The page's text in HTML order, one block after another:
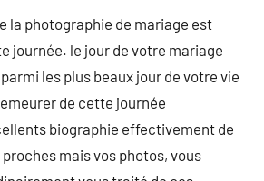
la photographie de mariage est
journée. le jour de votre mariage
les plus beaux jour de votre vie
de cette journée
biographie effectivement de
mais vos photos, vous